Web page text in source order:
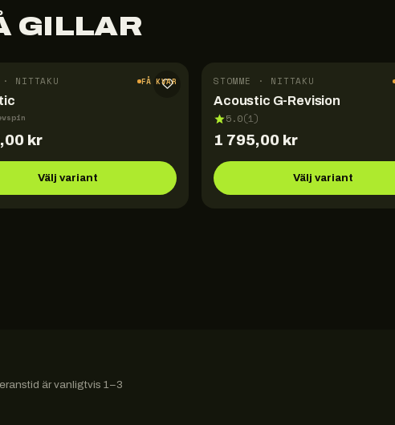
GILLAR
· NITTAKU FÅ KVAR
kr
Välj variant
STOMME · NITTAKU
Acoustic G-Revision
5.0(1)
1 795,00 kr
Välj variant
är vanligtvis 1–3